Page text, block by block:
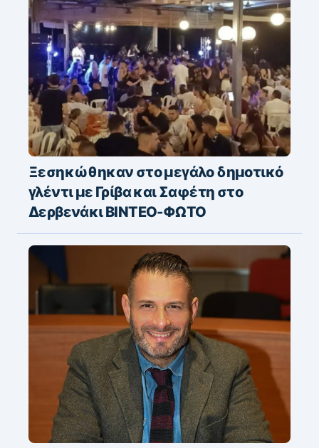
Ξεσηκώθηκαν στο μεγάλο δημοτικό
γλέντι με Γρίβα και Σαφέτη στο
Δερβενάκι ΒΙΝΤΕΟ-ΦΩΤΟ